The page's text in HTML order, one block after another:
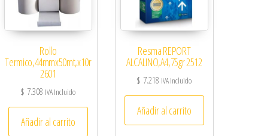
Rollo
Termico,44mmx50mt,x10r
2601
$ 7.308 IVA Incluido
Añadir al carrito
Resma REPORT
ALCALINO,A4,75gr 2512
$ 7.218 IVA Incluido
Añadir al carrito